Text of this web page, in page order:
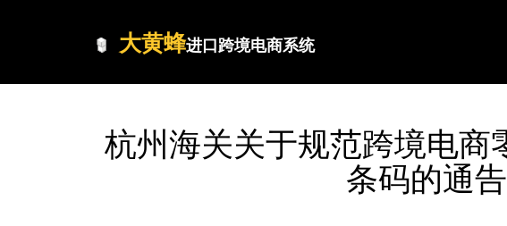
大黄蜂进口跨境电商系统
杭州海关关于规范跨境电商
条码的通告